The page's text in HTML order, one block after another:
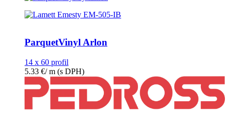
ParquetVinyl Arlon
14 x 60 profil
5.33 €/ m (s DPH)